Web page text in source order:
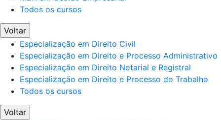
Todos os cursos
Voltar
Especialização em Direito Civil
Especialização em Direito e Processo Administrativo
Especialização em Direito Notarial e Registral
Especialização em Direito e Processo do Trabalho
Todos os cursos
Voltar